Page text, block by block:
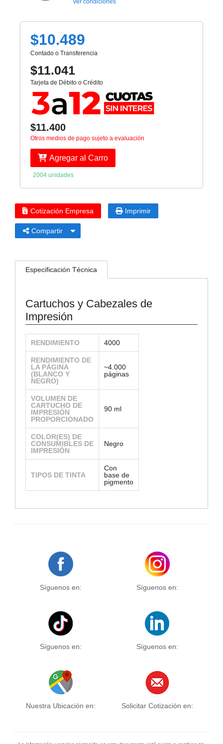
$10.489
Contado o Transferencia
$11.041
Tarjeta de Débito o Crédito
$11.400
Otros medios de pago sujeto a evaluación
Agregar al Carro
2004 unidades
Cotización Empresa Imprimir
Compartir
Especificación Técnica
Cartuchos y Cabezales de
Impresión
RENDIMIENTO 4000
RENDIMIENTO DE
LA PÁGINA
(BLANCO Y
NEGRO)
~4.000
páginas
VOLUMEN DE
CARTUCHO DE
IMPRESIÓN
PROPORCIONADO
90 ml
COLOR(ES) DE
CONSUMIBLES DE
IMPRESIÓN
Negro
TIPOS DE TINTA
Con
base de
pigmento
Síguenos en: Síguenos en:
Síguenos en: Síguenos en:
Nuestra Ubicación en: Solicitar Cotización en: